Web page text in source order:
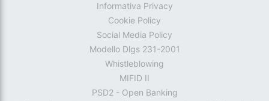
Informativa Privacy
Cookie Policy
Social Media Policy
Modello Dlgs 231-2001
Whistleblowing
MIFID II
PSD2 - Open Banking